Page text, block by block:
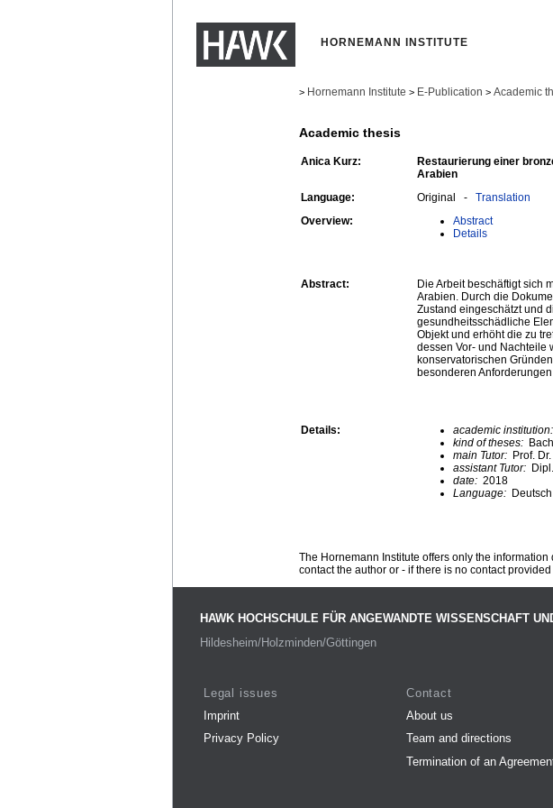
HORNEMANN INSTITUTE
> Hornemann Institute > E-Publication > Academic
Academic thesis
Anica Kurz:
Restaurierung einer
Arabien
Language: Original - Translation
Overview:
Abstract
Details
Abstract:
Die Arbeit beschäftigt sich
Arabien. Durch die
Zustand eingeschätzt und
gesundheitsschädliche
Objekt und erhöht die zu
dessen Vor- und Nachteile
konservatorischen
besonderen
Details: academic institution:
kind of theses:
main Tutor: Prof.
assistant Tutor:
date: 2018
Language: Deutsch
The Hornemann Institute offers only the
contact the author or - if there is no contact
HAWK HOCHSCHULE FÜR ANGEWANDTE WISSENSCHAFT
Hildesheim/Holzminden/Göttingen
Legal issues
Imprint
Privacy Policy
Contact
About us
Team and directions
Termination of an